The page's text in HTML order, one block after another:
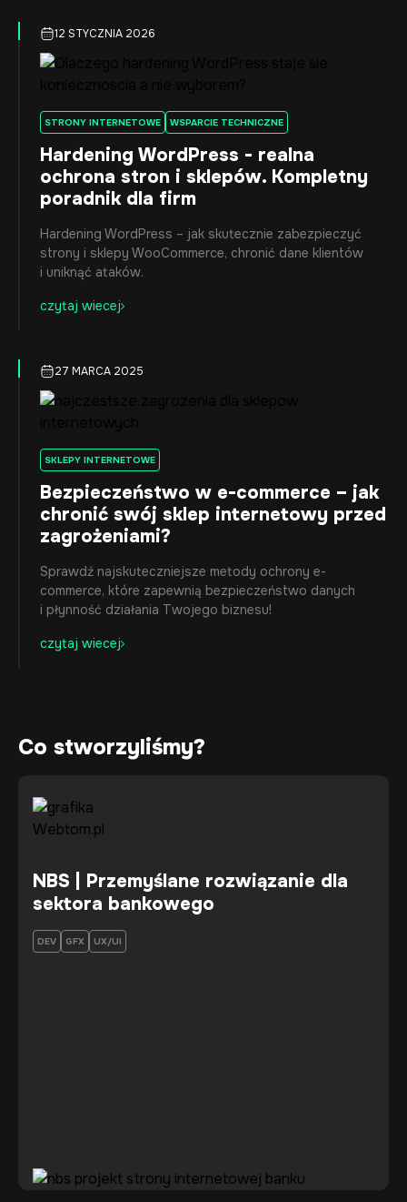
12 STYCZNIA 2026
STRONY INTERNETOWE WSPARCIE TECHNICZNE
Hardening WordPress - realna
ochrona stron i sklepów. Kompletny
poradnik dla firm
Hardening WordPress – jak skutecznie zabezpieczyć
strony i sklepy WooCommerce, chronić dane klientów
i uniknąć ataków.
czytaj wiecej
27 MARCA 2025
SKLEPY INTERNETOWE
Bezpieczeństwo w e-commerce – jak
chronić swój sklep internetowy przed
zagrożeniami?
Sprawdź najskuteczniejsze metody ochrony e-
commerce, które zapewnią bezpieczeństwo danych
i płynność działania Twojego biznesu!
czytaj wiecej
Co stworzyliśmy?
NBS | Przemyślane rozwiązanie dla
sektora bankowego
DEV GFX UX/UI